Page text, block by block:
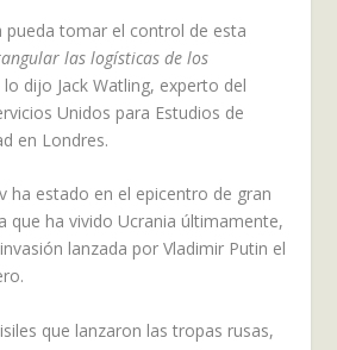
pueda tomar el control de esta
las logísticas de los
dijo Jack Watling, experto del
Unidos para Estudios de
en Londres.
ha estado en el epicentro de gran
que ha vivido Ucrania últimamente,
lanzada por Vladimir Putin el
que lanzaron las tropas rusas,